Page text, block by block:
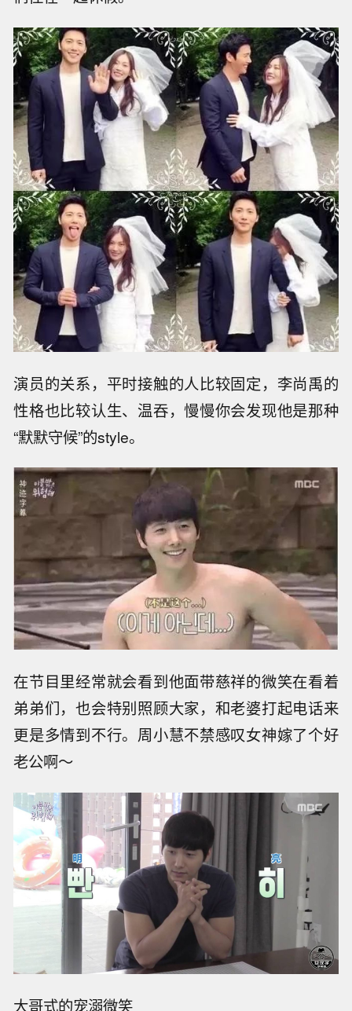
演员的关系，平时接触的人比较固定，李尚禹的
性格也比较认生、温吞，慢慢你会发现他是那种
“默默守候”的style。
在节目里经常就会看到他面带慈祥的微笑在看着
弟弟们，也会特别照顾大家，和老婆打起电话来
更是多情到不行。周小慧不禁感叹女神嫁了个好
老公啊～
大哥式的宠溺微笑